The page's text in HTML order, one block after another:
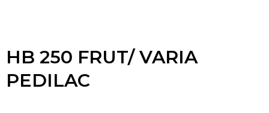
HB 250 FRUT/ VARIA
PEDILAC